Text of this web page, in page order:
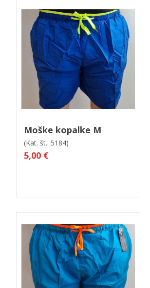
V košarico Hitri ogled
Moške kopalke M
(Kat. št.: 5184)
5,00 €